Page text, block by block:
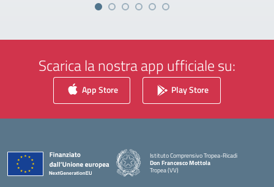
Scarica la nostra app ufficiale su:
App Store Play Store
Istituto Comprensivo Tropea-Ricadi
Don Francesco Mottola
Tropea (VV)
— Visita la pagina iniziale della scuola